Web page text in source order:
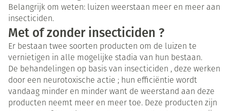
Belangrijk om weten: luizen weerstaan meer en meer aan
insecticiden.
Met of zonder insecticiden ?
Er bestaan twee soorten producten om de luizen te
vernietigen in alle mogelijke stadia van hun bestaan.
De behandelingen op basis van insecticiden , deze werken
door een neurotoxische actie ; hun efficiëntie wordt
vandaag minder en minder want de weerstand aan deze
producten neemt meer en meer toe. Deze producten zijn